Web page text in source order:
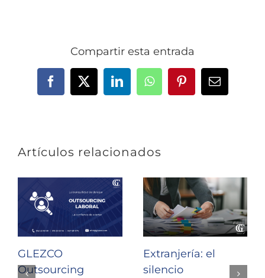
Compartir esta entrada
Facebook
X LinkedInWhatsAppPinterestCorreo
Artículos relacionados
GLEZCO
Outsourcing
Extranjería: el
silencio